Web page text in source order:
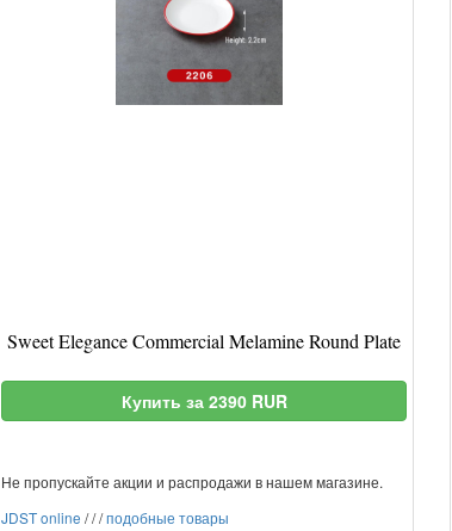
Sweet Elegance Commercial Melamine Round Plate
Купить за 2390 RUR
Не пропускайте акции и распродажи в нашем магазине.
JDST online ///подобные товары